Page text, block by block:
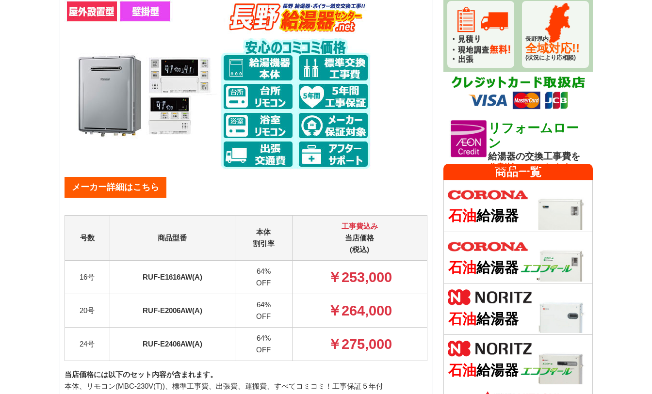
メーカー詳細はこちら
号数 商品型番
本体
割引率
工事費込み
当店価格
(税込)
16号 RUF-E1616AW(A)
64%
OFF
￥253,000
20号 RUF-E2006AW(A)
64%
OFF
￥264,000
24号 RUF-E2406AW(A)
64%
OFF
￥275,000
当店価格には以下のセット内容が含まれます。
本体、リモコン(MBC-230V(T))、標準工事費、出張費、運搬費、すべてコミコミ！工事保証５年付
長野県内
全域対応!!
(状況により応相談)
リフォームロー
ン
給湯器の交換工事費を
分割払いにできます!!
商品一覧
石油給湯器
石油給湯器
石油給湯器
石油給湯器